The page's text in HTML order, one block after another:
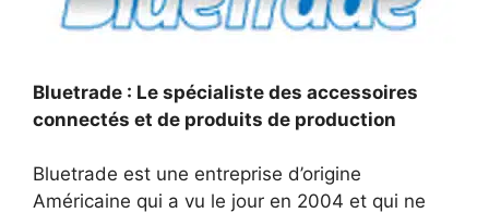
Bluetrade : Le spécialiste des accessoires
connectés et de produits de production
Bluetrade est une entreprise d’origine
Américaine qui a vu le jour en 2004 et qui ne